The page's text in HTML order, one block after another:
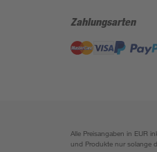
Zahlungsarten
Alle Preisangaben in EUR
und Produkte nur solange